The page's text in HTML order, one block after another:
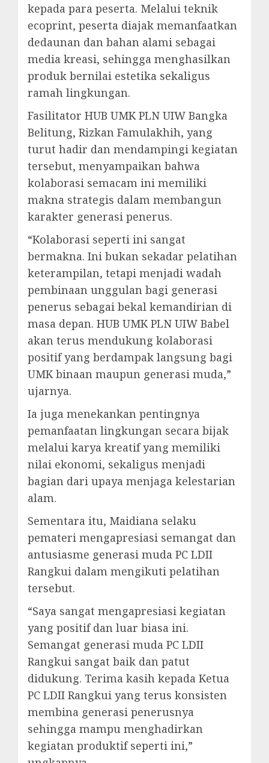
kepada para peserta. Melalui teknik
ecoprint, peserta diajak memanfaatkan
dedaunan dan bahan alami sebagai
media kreasi, sehingga menghasilkan
produk bernilai estetika sekaligus
ramah lingkungan.
Fasilitator HUB UMK PLN UIW Bangka
Belitung, Rizkan Famulakhih, yang
turut hadir dan mendampingi kegiatan
tersebut, menyampaikan bahwa
kolaborasi semacam ini memiliki
makna strategis dalam membangun
karakter generasi penerus.
“Kolaborasi seperti ini sangat
bermakna. Ini bukan sekadar pelatihan
keterampilan, tetapi menjadi wadah
pembinaan unggulan bagi generasi
penerus sebagai bekal kemandirian di
masa depan. HUB UMK PLN UIW Babel
akan terus mendukung kolaborasi
positif yang berdampak langsung bagi
UMK binaan maupun generasi muda,”
ujarnya.
Ia juga menekankan pentingnya
pemanfaatan lingkungan secara bijak
melalui karya kreatif yang memiliki
nilai ekonomi, sekaligus menjadi
bagian dari upaya menjaga kelestarian
alam.
Sementara itu, Maidiana selaku
pemateri mengapresiasi semangat dan
antusiasme generasi muda PC LDII
Rangkui dalam mengikuti pelatihan
tersebut.
“Saya sangat mengapresiasi kegiatan
yang positif dan luar biasa ini.
Semangat generasi muda PC LDII
Rangkui sangat baik dan patut
didukung. Terima kasih kepada Ketua
PC LDII Rangkui yang terus konsisten
membina generasi penerusnya
sehingga mampu menghadirkan
kegiatan produktif seperti ini,”